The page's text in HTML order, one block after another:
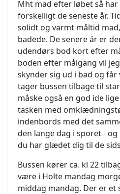
Mht mad efter løbet så
forskelligt de seneste år.
solidt og varmt måltid
badede. De senere år er
udendørs bod kort efter
boden efter målgang vil
skynder sig ud i bad og får
tager bussen tilbage til
måske også en god ide
tasken med
indenbords med det
den lange dag i sporet -
du har glædet dig til de
Bussen kører ca. kl 22
være i Holte mandag
middag mandag. Der er et